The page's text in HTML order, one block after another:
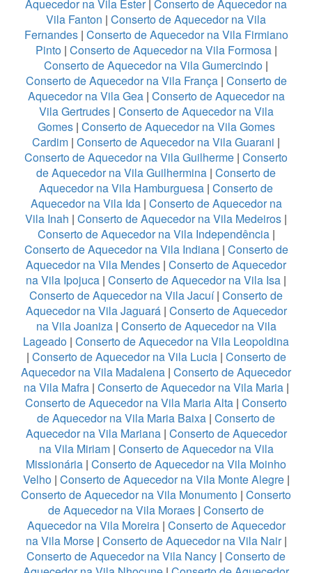
Aquecedor na Vila Ester| Conserto de Aquecedor na
Vila Fanton | Conserto de Aquecedor na Vila
Fernandes| Conserto de Aquecedor na Vila Firmiano
Pinto| Conserto de Aquecedor na Vila Formosa|
Conserto de Aquecedor na Vila Gumercindo |
Conserto de Aquecedor na Vila França| Conserto de
Aquecedor na Vila Gea| Conserto de Aquecedor na
Vila Gertrudes| Conserto de Aquecedor na Vila
Gomes| Conserto de Aquecedor na Vila Gomes
Cardim | Conserto de Aquecedor na Vila Guarani |
Conserto de Aquecedor na Vila Guilherme | Conserto
de Aquecedor na Vila Guilhermina | Conserto de
Aquecedor na Vila Hamburguesa | Conserto de
Aquecedor na Vila Ida| Conserto de Aquecedor na
Vila Inah | Conserto de Aquecedor na Vila Medeiros |
Conserto de Aquecedor na Vila Independência|
Conserto de Aquecedor na Vila Indiana| Conserto de
Aquecedor na Vila Mendes | Conserto de Aquecedor
na Vila Ipojuca | Conserto de Aquecedor na Vila Isa |
Conserto de Aquecedor na Vila Jacuí| Conserto de
Aquecedor na Vila Jaguará| Conserto de Aquecedor
na Vila Joaniza| Conserto de Aquecedor na Vila
Lageado | Conserto de Aquecedor na Vila Leopoldina
| Conserto de Aquecedor na Vila Lucia| Conserto de
Aquecedor na Vila Madalena | Conserto de Aquecedor
na Vila Mafra | Conserto de Aquecedor na Vila Maria|
Conserto de Aquecedor na Vila Maria Alta | Conserto
de Aquecedor na Vila Maria Baixa | Conserto de
Aquecedor na Vila Mariana| Conserto de Aquecedor
na Vila Miriam| Conserto de Aquecedor na Vila
Missionária | Conserto de Aquecedor na Vila Moinho
Velho| Conserto de Aquecedor na Vila Monte Alegre|
Conserto de Aquecedor na Vila Monumento | Conserto
de Aquecedor na Vila Moraes | Conserto de
Aquecedor na Vila Moreira| Conserto de Aquecedor
na Vila Morse| Conserto de Aquecedor na Vila Nair|
Conserto de Aquecedor na Vila Nancy | Conserto de